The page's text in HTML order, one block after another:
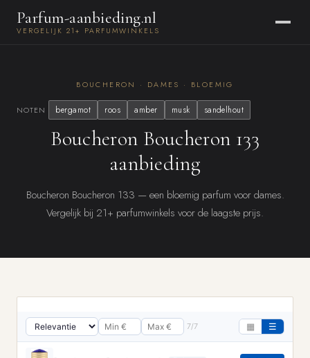
Parfum-aanbieding.nl
VERGELIJK 21+ PARFUMWINKELS
BOUCHERON · DAMES · BLOEMIG
NOTEN bergamot roos amber musk sandelhout
Boucheron Boucheron 133
aanbieding
Boucheron Boucheron 133 — een bloemig parfum voor dames.
Vergelijk bij 21+ parfumwinkels voor de laagste prijs.
7/7 ▦ ☰